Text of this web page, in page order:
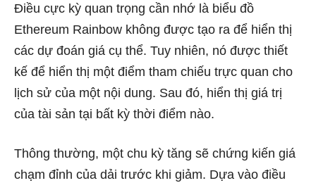
Điều cực kỳ quan trọng cần nhớ là biểu đồ
Ethereum Rainbow không được tạo ra để hiển thị
các dự đoán giá cụ thể. Tuy nhiên, nó được thiết
kế để hiển thị một điểm tham chiếu trực quan cho
lịch sử của một nội dung. Sau đó, hiển thị giá trị
của tài sản tại bất kỳ thời điểm nào.
Thông thường, một chu kỳ tăng sẽ chứng kiến ​​giá
chạm đỉnh của dải trước khi giảm. Dựa vào điều